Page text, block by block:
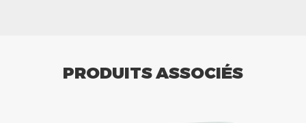
PRODUITS ASSOCIÉS